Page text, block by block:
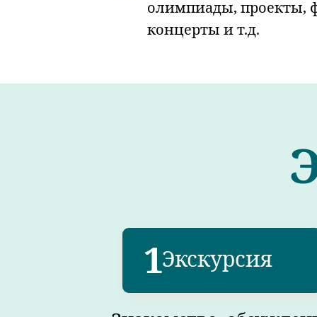
олимпиады, проекты,
концерты и т.д.
Экскурсия
1